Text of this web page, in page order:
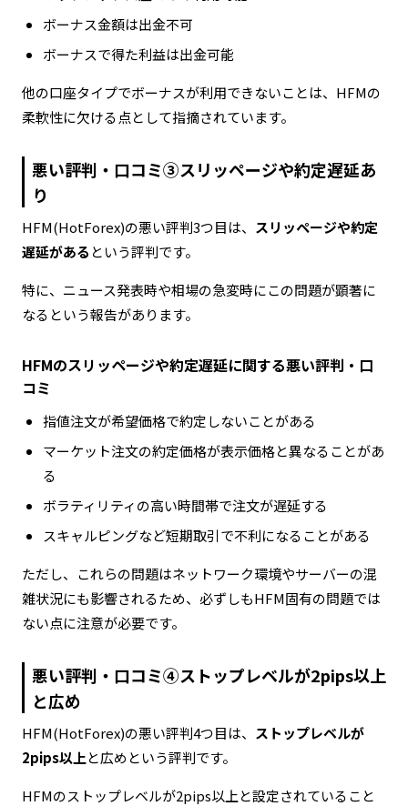
ボーナス金額は出金不可
ボーナスで得た利益は出金可能
他の口座タイプでボーナスが利用できないことは、HFMの
柔軟性に欠ける点として指摘されています。
悪い評判・口コミ③スリッページや約定遅延あ
り
HFM(HotForex)の悪い評判3つ目は、 スリッページや約定
遅延がある という評判です。
特に、ニュース発表時や相場の急変時にこの問題が顕著に
なるという報告があります。
HFMのスリッページや約定遅延に関する悪い評判・口
コミ
指値注文が希望価格で約定しないことがある
マーケット注文の約定価格が表示価格と異なることがあ
る
ボラティリティの高い時間帯で注文が遅延する
スキャルピングなど短期取引で不利になることがある
ただし、これらの問題はネットワーク環境やサーバーの混
雑状況にも影響されるため、必ずしもHFM固有の問題では
ない点に注意が必要です。
悪い評判・口コミ④ストップレベルが2pips以上
と広め
HFM(HotForex)の悪い評判4つ目は、 ストップレベルが
2pips以上と広めという評判です。
HFMのストップレベルが2pips以上と設定されていること